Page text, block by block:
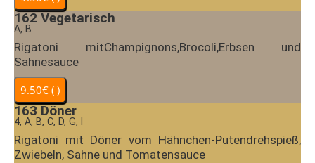
162 Vegetarisch
A, B
Rigatoni mitChampignons,Brocoli,Erbsen und
Sahnesauce
163 Döner
4, A, B, C, D, G, I
Rigatoni mit Döner vom Hähnchen-Putendrehspieß,
Zwiebeln, Sahne und Tomatensauce